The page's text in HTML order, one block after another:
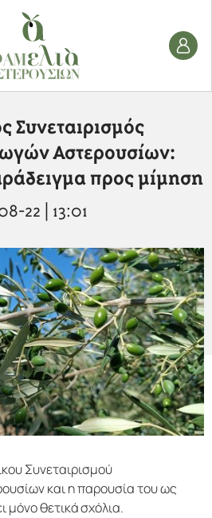
Συνεταιρισμός
Αστερουσίων:
προς μίμηση
22 | 13:01
Συνεταιρισμού
και η παρουσία του ως
μόνο θετικά σχόλια.